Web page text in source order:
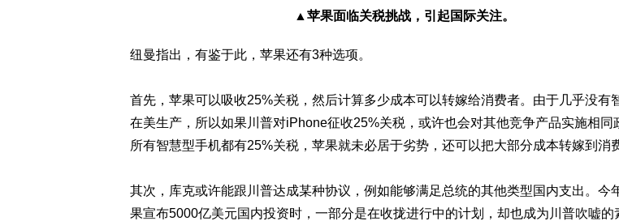
▲苹果面临关税挑战，引起国际关注。
纽曼指出，有鉴于此，苹果还有3种选项。
首先，苹果可以吸收25%关税，然后计算多少成本可以转嫁给消费者。由于几乎没有
在美生产，所以如果川普对iPhone征收25%关税，或许也会对其他竞争产品实施相同
所有智慧型手机都有25%关税，苹果就未必居于劣势，还可以把大部分成本转嫁到消
其次，库克或许能跟川普达成某种协议，例如能够满足总统的其他类型国内支出。今
果宣布5000亿美元国内投资时，一部分是在收拢进行中的计划，却也成为川普吹嘘的